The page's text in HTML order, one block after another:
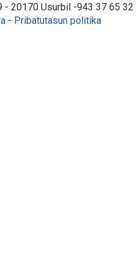
- 20170 Usurbil -943 37 65 32
- Pribatutasun politika